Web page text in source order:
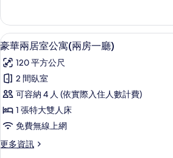
廳）
的
所
有
相
片
套
房
（一
一
廳）
詳
情
顯
示
豪
華
兩
居
室
公
豪華兩
10
豪華兩居室公寓(兩房一廳)
120 平方公尺
2 間臥室
可容納 4 人 (依實際入住人數計費)
1 張特大雙人床
免費無線上網
更多資訊
更